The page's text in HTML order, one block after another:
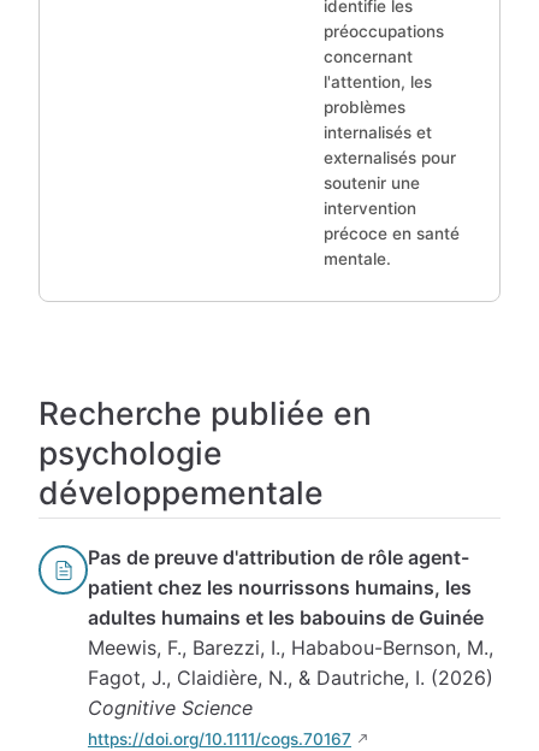
identifie les
préoccupations
concernant
l'attention, les
problèmes
internalisés et
externalisés pour
soutenir une
intervention
précoce en santé
mentale.
Recherche publiée en
psychologie
développementale
Pas de preuve d'attribution de rôle agent-
patient chez les nourrissons humains, les
adultes humains et les babouins de Guinée
Meewis, F., Barezzi, I., Hababou-Bernson, M.,
Fagot, J., Claidière, N., & Dautriche, I. (2026)
Cognitive Science
https://doi.org/10.1111/cogs.70167